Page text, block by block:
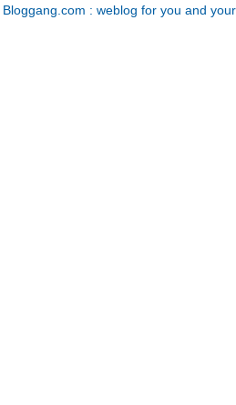
Bloggang.com : weblog for you and